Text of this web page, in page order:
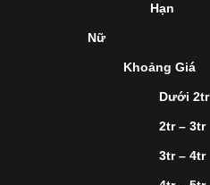
Hạn
Nữ
Khoảng Giá
Dưới 2tr
2tr – 3tr
3tr – 4tr